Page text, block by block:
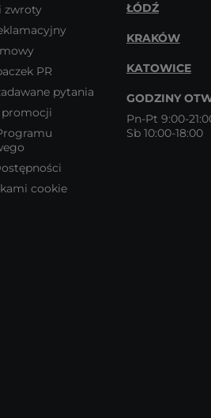
zwroty
PR
pytania
cookie
ŁÓDŹ
KRAKÓW
KATOWICE
GODZINY
Pn-Pt 9:00-
Sb 10:00-18:00